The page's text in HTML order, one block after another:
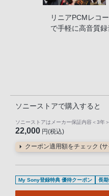
リニアPCMレコ
で手軽に高音質録
ソニーストアで購入すると
ソニーストアはメーカー保証内容 ＜3年＞
22,000 円(税込)
クーポン適用額をチェック (
My Sony登録特典 優待クーポン 長